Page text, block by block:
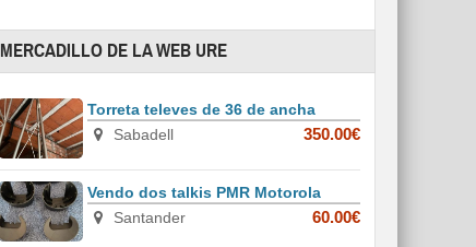
MERCADILLO DE LA WEB URE
Torreta televes de 36 de ancha
Sabadell
350.00€
Vendo dos talkis PMR Motorola
Santander
60.00€